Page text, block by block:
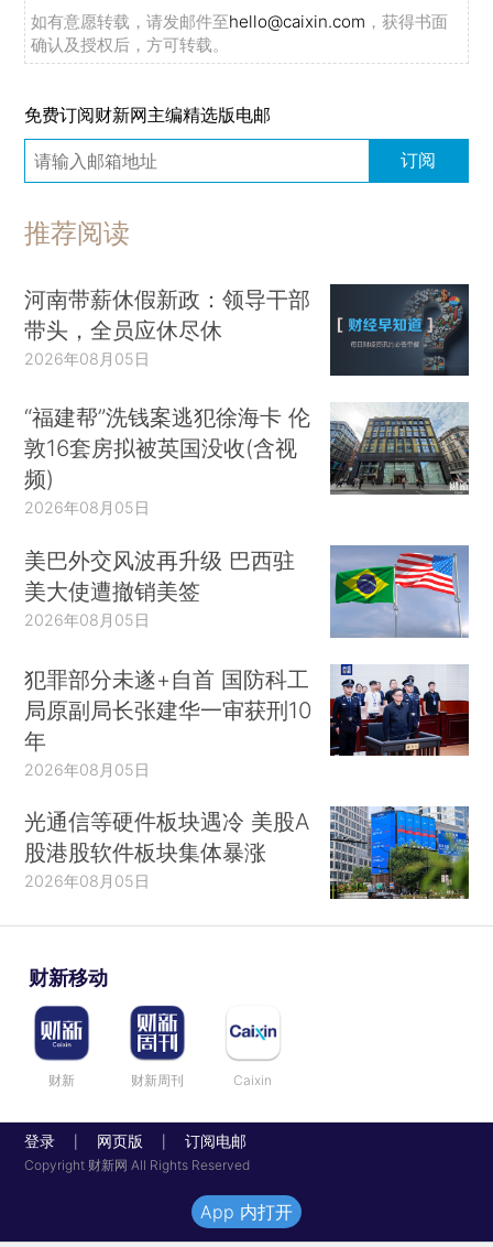
如有意愿转载，请发邮件至hello@caixin.com ，获得书面
确认及授权后，方可转载。
免费订阅财新网主编精选版电邮
订阅
推荐阅读
河南带薪休假新政：领导干部
带头，全员应休尽休
2026年08月05日
“福建帮”洗钱案逃犯徐海卡 伦
敦16套房拟被英国没收(含视
频)
2026年08月05日
美巴外交风波再升级 巴西驻
美大使遭撤销美签
2026年08月05日
犯罪部分未遂+自首 国防科工
局原副局长张建华一审获刑10
年
2026年08月05日
光通信等硬件板块遇冷 美股A
股港股软件板块集体暴涨
2026年08月05日
财新移动
财新 财新周刊 Caixin
登录 网页版 订阅电邮
Copyright 财新网 All Rights Reserved
App 内打开